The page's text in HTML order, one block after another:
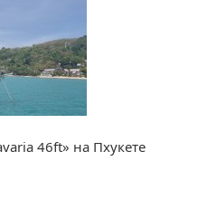
46ft» на Пхукете